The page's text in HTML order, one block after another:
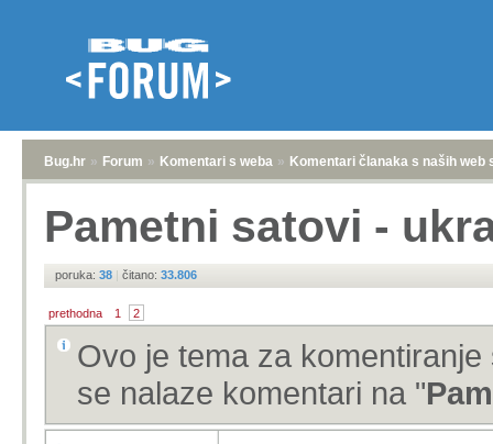
Bug.hr » Forum » Komentari s weba » Komentari članaka s naših web
Pametni satovi -
poruka: 38 | čitano: 33.806
prethodna 1 2
Ovo je tema za
se nalaze komentari na "